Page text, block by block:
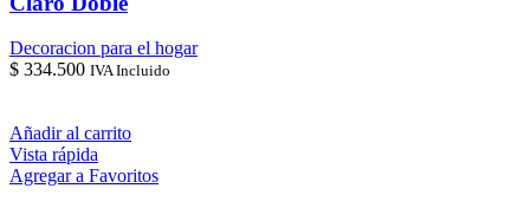
Decoracion para el hogar
$ 334.500 IVA Incluido
Añadir al carrito
Vista rápida
Agregar a Favoritos